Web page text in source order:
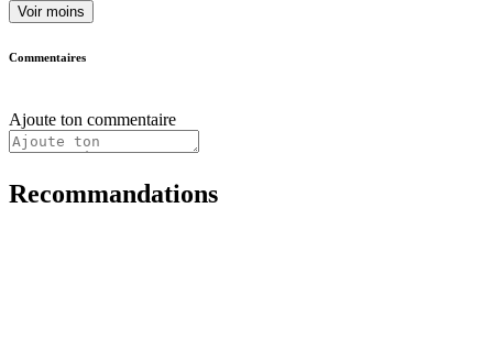
Voir moins
Commentaires
Ajoute ton commentaire
Recommandations